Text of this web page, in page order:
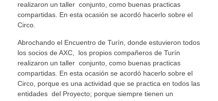
realizaron un taller conjunto, como buenas practicas
compartidas. En esta ocasión se acordó hacerlo sobre el
Circo.
Abrochando el Encuentro de Turín, donde estuvieron todos
los socios de AXC, los propios compañeros de Turín
realizaron un taller conjunto, como buenas practicas
compartidas. En esta ocasión se acordó hacerlo sobre el
Circo, porque es una actividad que se practica en todos las
entidades del Proyecto; porque siempre tienen un